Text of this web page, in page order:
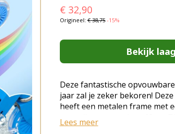
€ 32,90
Origineel:€38,75 -15%
Bekijk
Deze fantastische
jaar zal je zeker bekoren!
heeft een metalen frame met
verstelbaar stuur (van 63 tot
een antislip voetensteun, led-
Lees meer